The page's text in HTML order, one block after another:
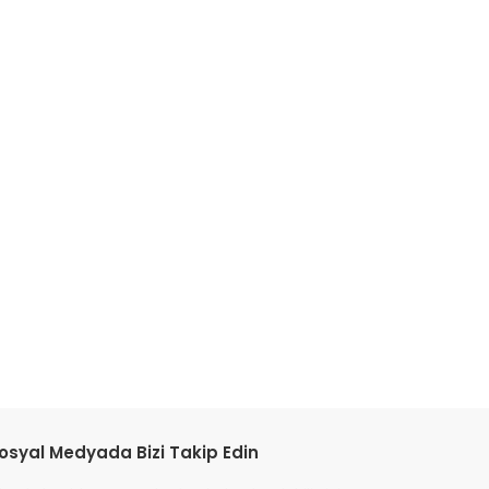
Medyada Bizi Takip Edin